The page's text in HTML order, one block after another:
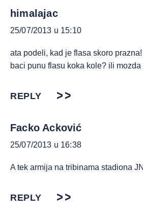
himalajac
25/07/2013 u 15:10
ata podeli, kad je flasa skoro
baci punu flasu koka kole? ili
REPLY
Facko Acković
25/07/2013 u 16:38
A tek armija na tribinama stadiona
REPLY